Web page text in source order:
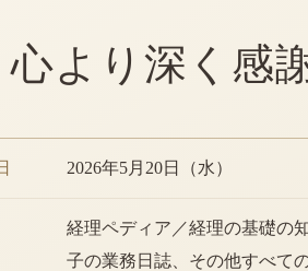
心より深く感
2026年5月20日（水）
経理ペディア／経理の基礎の
子の業務日誌、その他すべて